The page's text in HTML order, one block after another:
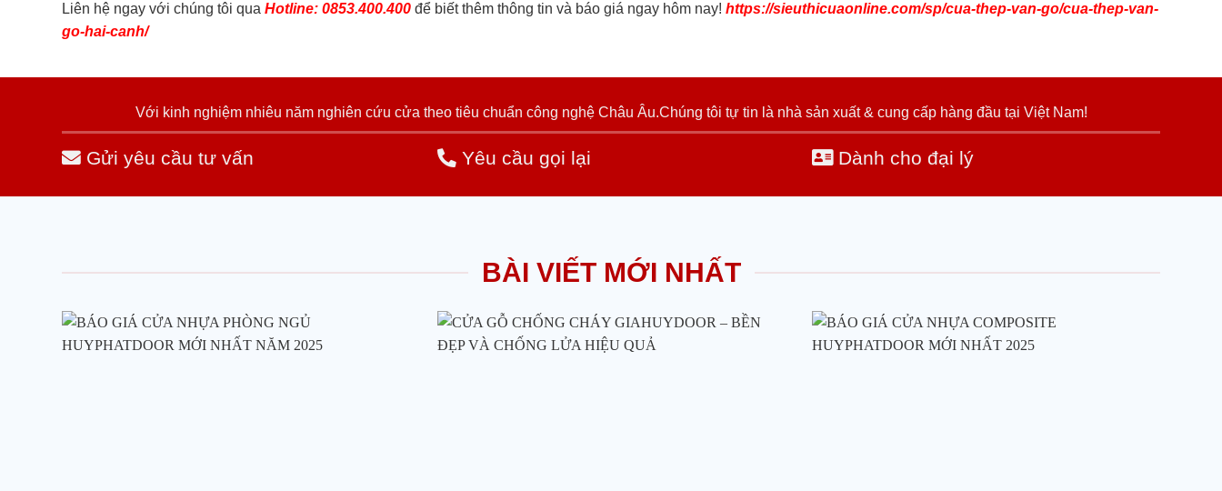
Liên hệ ngay với chúng tôi qua Hotline: 0853.400.400 để biết thêm thông tin và báo giá ngay hôm nay! https://sieuthicuaonline.com/sp/cua-thep-van-go/cua-thep-van-
go-hai-canh/
Với kinh nghiệm nhiêu năm nghiên cứu cửa theo tiêu chuẩn công nghệ Châu Âu.Chúng tôi tự tin là nhà sản xuất & cung cấp hàng đầu tại Việt Nam!
Gửi yêu cầu tư vấn Yêu cầu gọi lại Dành cho đại lý
BÀI VIẾT MỚI NHẤT